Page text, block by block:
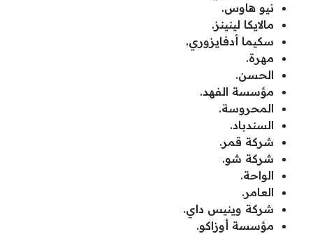
نيو هاوس.
مالايكا لينينز.
سكيما أدفايزوري.
مهرة.
الحسن.
مؤسسة الفهد.
المحروسة.
السندباد.
شركة قمر.
شركة شو.
الواحة.
العامر.
شركة وينيس داي.
مؤسسة أوزاكو.